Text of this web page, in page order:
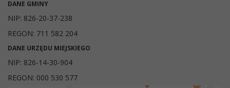
DANE GMINY
NIP: 826-20-37-238
REGON: 711 582 204
DANE URZĘDU MIEJSKIEGO
NIP: 826-14-30-904
REGON: 000 530 577